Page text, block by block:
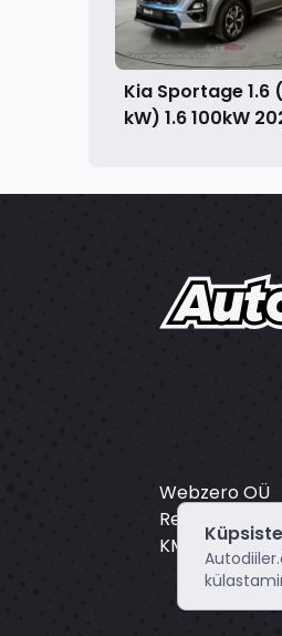
Kia Sportage 1.6
kW) 1.6 100kW
Webzero OÜ
Registrikood:
KMKR: